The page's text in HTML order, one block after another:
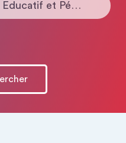
Institut Thérapeutique Educatif et Pédagogique